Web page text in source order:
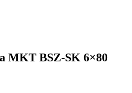
MKT BSZ-SK 6×80